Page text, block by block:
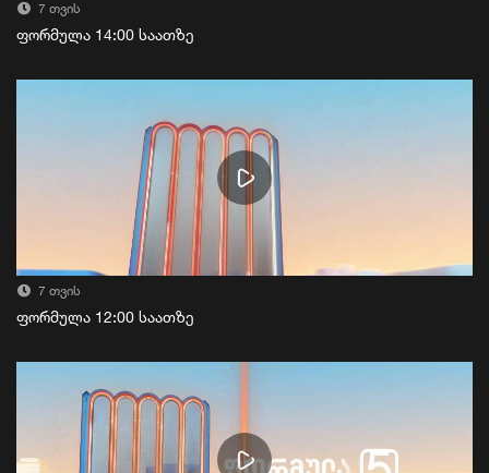
7 თვის
ფორმულა 14:00 საათზე
7 თვის
ფორმულა 12:00 საათზე